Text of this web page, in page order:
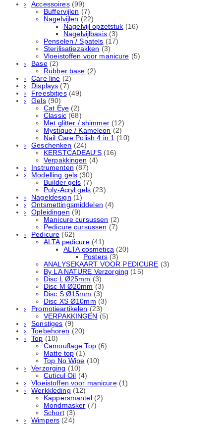
Accessoires (99)
Buffervijlen (7)
Nagelvijlen (22)
Nagelvijl opzetstuk (16)
Nagelvijlbasis (3)
Penselen / Spatels (17)
Sterilisatiezakken (3)
Vloeistoffen voor manicure (5)
Base (2)
Rubber basе (2)
Care line (2)
Displays (7)
Freesbitjes (49)
Gels (90)
Cat Eye (2)
Classic (68)
Met glitter / shimmer (12)
Mystique / Kameleon (2)
Nail Care Polish 4 in 1 (10)
Geschenken (24)
KERSTCADEAU’S (16)
Verpakkingen (4)
Instrumenten (87)
Modelling gels (30)
Builder gels (7)
Poly-Acryl gels (23)
Nageldesign (1)
Ontsmettingsmiddelen (4)
Opleidingen (9)
Manicure cursussen (2)
Pedicure cursussen (7)
Pedicure (62)
ALTA pedicure (41)
ALTA cosmetica (20)
Posters (3)
ANALYSEKAART VOOR PEDICURE (3)
By LA NATURE Verzorging (15)
Disc L Ø25mm (3)
Disc M Ø20mm (3)
Disc S Ø15mm (3)
Disc XS Ø10mm (3)
Promotieartikelen (23)
VERPAKKINGEN (5)
Sonstiges (9)
Toebehoren (20)
Top (10)
Camouflage Top (6)
Matte top (1)
Top No Wipe (10)
Verzorging (10)
Cuticul Oil (4)
Vloeistoffen voor manicure (1)
Werkkleding (12)
Kappersmantel (2)
Mondmasker (7)
Schort (3)
Wimpers (24)